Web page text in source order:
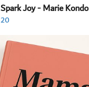
Spark Joy - Marie Kondo
20